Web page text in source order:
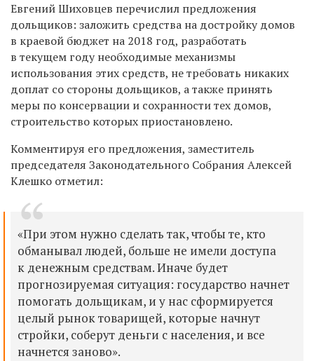
Евгений Шиховцев перечислил предложения
дольщиков: заложить средства на достройку домов
в краевой бюджет на 2018 год, разработать
в текущем году необходимые механизмы
использования этих средств, не требовать никаких
доплат со стороны дольщиков, а также принять
меры по консервации и сохранности тех домов,
строительство которых приостановлено.
Комментируя его предложения, заместитель
председателя Законодательного Собрания Алексей
Клешко отметил:
«При этом нужно сделать так, чтобы те, кто
обманывал людей, больше не имели доступа
к денежным средствам. Иначе будет
прогнозируемая ситуация: государство начнет
помогать дольщикам, и у нас сформируется
целый рынок товарищей, которые начнут
стройки, соберут деньги с населения, и все
начнется заново».